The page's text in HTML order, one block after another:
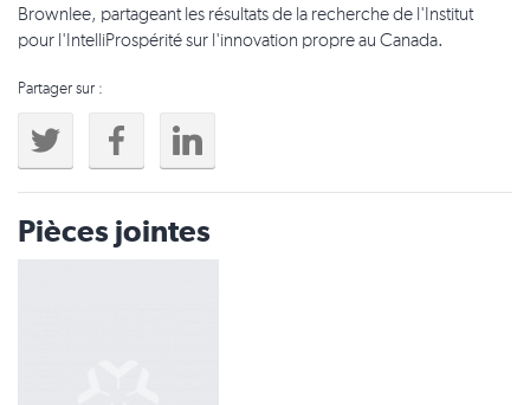
Brownlee, partageant les résultats de la recherche de l'Institut
pour l'IntelliProspérité sur l'innovation propre au Canada.
Partager sur :
Pièces jointes